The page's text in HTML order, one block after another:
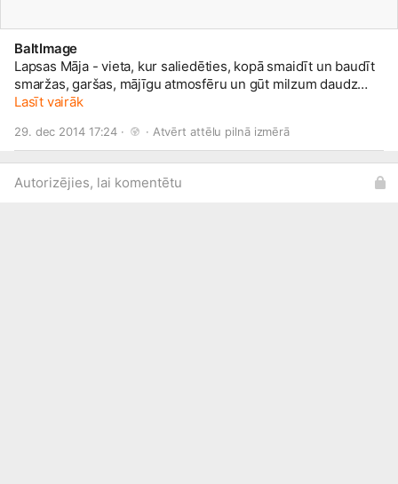
BaltImage
Lapsas Māja - vieta, kur saliedēties, kopā smaidīt un baudīt
smaržas, garšas, mājīgu atmosfēru un gūt milzum daudz
pozitīvu emociju!
Lasīt vairāk
29. dec 2014 17:24 · · Atvērt attēlu pilnā izmērā
Autorizējies, lai komentētu